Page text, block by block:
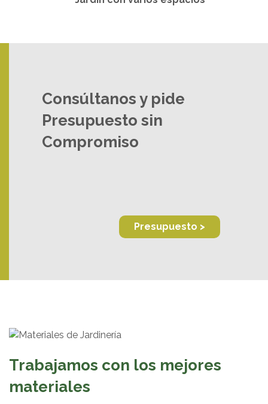
Consúltanos y pide
Presupuesto sin
Compromiso
Presupuesto >
Trabajamos con los mejores
materiales